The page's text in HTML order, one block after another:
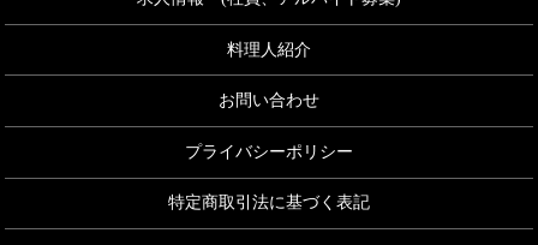
料理人紹介
お問い合わせ
プライバシーポリシー
特定商取引法に基づく表記